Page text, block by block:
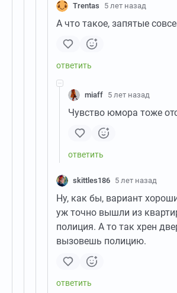
Trentas 5 лет назад
А что такое, запятые
miaff 5 лет назад
Чувство юмора тоже
skittles186 5 лет назад
Ну, как бы, вариант
уж точно вышли из
полиция. А то так хрен
вызовешь полицию.